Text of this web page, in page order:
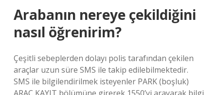
Arabanın nereye çekildiğini
nasıl öğrenirim?
Çeşitli sebeplerden dolayı polis tarafından çekilen
araçlar uzun süre SMS ile takip edilebilmektedir.
SMS ile bilgilendirilmek isteyenler PARK (boşluk)